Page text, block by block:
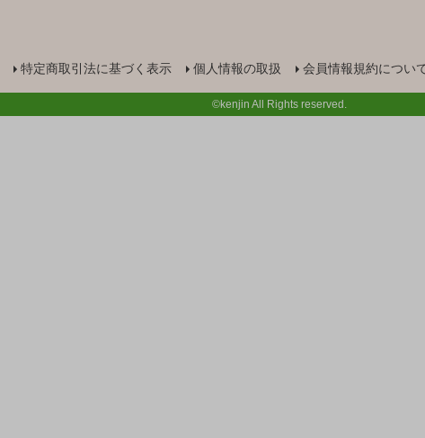
特定商取引法に基づく表示 個人情報の取扱 会員情報規約につい
©kenjin All Rights reserved.